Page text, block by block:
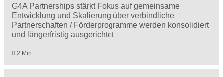
G4A Partnerships stärkt Fokus auf gemeinsame
Entwicklung und Skalierung über verbindliche
Partnerschaften / Förderprogramme werden konsolidiert
und längerfristig ausgerichtet
2 Min